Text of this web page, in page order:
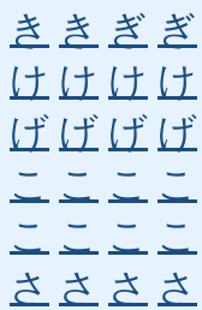
き き ぎ ぎ
け け け け
げ げ げ げ
こ こ こ こ
こ こ こ こ
さ さ さ さ